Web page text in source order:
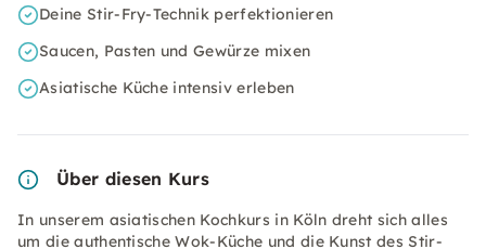
Deine Stir-Fry-Technik perfektionieren
Saucen, Pasten und Gewürze mixen
Asiatische Küche intensiv erleben
Über diesen Kurs
In unserem asiatischen Kochkurs in Köln dreht sich alles
um die authentische Wok-Küche und die Kunst des Stir-